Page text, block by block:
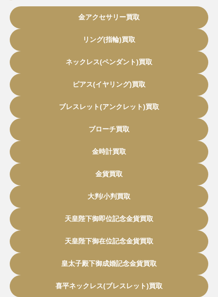
金アクセサリー買取
リング(指輪)買取
ネックレス(ペンダント)買取
ピアス(イヤリング)買取
ブレスレット(アンクレット)買取
ブローチ買取
金時計買取
金貨買取
大判/小判買取
天皇陛下御即位記念金貨買取
天皇陛下御在位記念金貨買取
皇太子殿下御成婚記念金貨買取
喜平ネックレス(ブレスレット)買取